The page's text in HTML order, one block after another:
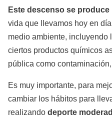
Este descenso se
vida que llevamos hoy en
medio ambiente, incluyendo
ciertos productos químicos
pública como
Es muy importante, para
cambiar los hábitos para
realizando deporte